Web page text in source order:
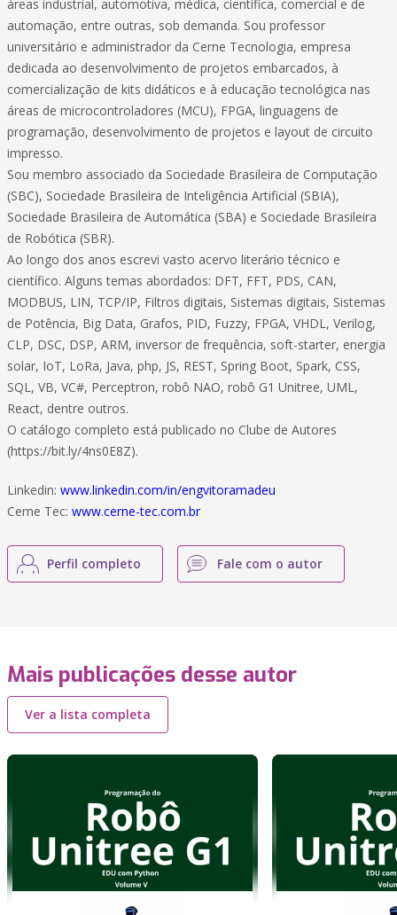
áreas industrial, automotiva, médica, científica, comercial e de
automação, entre outras, sob demanda. Sou professor
universitário e administrador da Cerne Tecnologia, empresa
dedicada ao desenvolvimento de projetos embarcados, à
comercialização de kits didáticos e à educação tecnológica nas
áreas de microcontroladores (MCU), FPGA, linguagens de
programação, desenvolvimento de projetos e layout de circuito
impresso.
Sou membro associado da Sociedade Brasileira de Computação
(SBC), Sociedade Brasileira de Inteligência Artificial (SBIA),
Sociedade Brasileira de Automática (SBA) e Sociedade Brasileira
de Robótica (SBR).
Ao longo dos anos escrevi vasto acervo literário técnico e
científico. Alguns temas abordados: DFT, FFT, PDS, CAN,
MODBUS, LIN, TCP/IP, Filtros digitais, Sistemas digitais, Sistemas
de Potência, Big Data, Grafos, PID, Fuzzy, FPGA, VHDL, Verilog,
CLP, DSC, DSP, ARM, inversor de frequência, soft-starter, energia
solar, IoT, LoRa, Java, php, JS, REST, Spring Boot, Spark, CSS,
SQL, VB, VC#, Perceptron, robô NAO, robô G1 Unitree, UML,
React, dentre outros.
O catálogo completo está publicado no Clube de Autores
(https://bit.ly/4ns0E8Z).
Linkedin: www.linkedin.com/in/engvitoramadeu
Cerne Tec: www.cerne-tec.com.br
Perfil completo Fale com o autor
Mais publicações desse autor
Ver a lista completa